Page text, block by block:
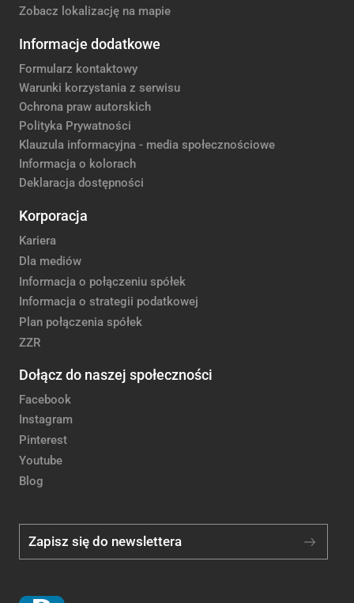
Zobacz lokalizację na mapie
Informacje dodatkowe
Formularz kontaktowy
Warunki korzystania z serwisu
Ochrona praw autorskich
Polityka Prywatności
Klauzula informacyjna - media społecznościowe
Informacja o kolorach
Deklaracja dostępności
Korporacja
Kariera
Dla mediów
Informacja o połączeniu spółek
Informacja o strategii podatkowej
Plan połączenia spółek
ZZR
Dołącz do naszej społeczności
Facebook
Instagram
Pinterest
Youtube
Blog
Zapisz się do newslettera